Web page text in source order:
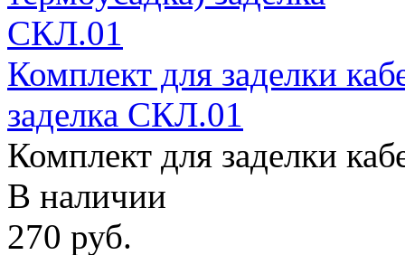
Комплект для заделки
заделка СКЛ.01
Комплект для заделки
В наличии
270 руб.